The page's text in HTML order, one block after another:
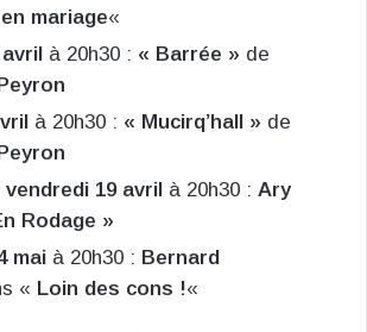
mariage«
à 20h30 : « Barrée » de
à 20h30 : « Mucirq’hall » de
19 avril à 20h30 : Ary
Rodage »
mai à 20h30 : Bernard
« Loin des cons !«